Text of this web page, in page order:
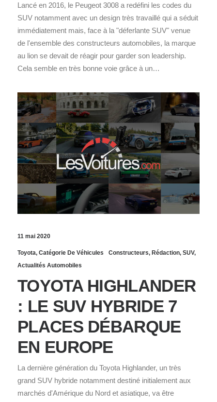
Lancé en 2016, le Peugeot 3008 a redéfini les codes du
SUV notamment avec un design très travaillé qui a séduit
immédiatement mais, face à la "déferlante SUV" venue
de l'ensemble des constructeurs automobiles, la marque
au lion se devait de réagir pour garder son leadership.
Cela semble en très bonne voie grâce à un…
11 mai 2020
Toyota, Catégorie De Véhicules Constructeurs, Rédaction, SUV,
Actualités Automobiles
TOYOTA HIGHLANDER
: LE SUV HYBRIDE 7
PLACES DÉBARQUE
EN EUROPE
La dernière génération du Toyota Highlander, un très
grand SUV hybride notamment destiné initialement aux
marchés d'Amérique du Nord et asiatique, va être